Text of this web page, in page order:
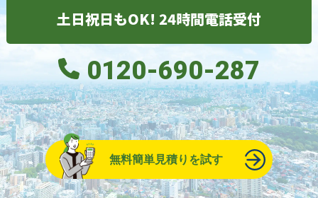
土日祝日もOK! 24時間電話受付
0120-690-287
無料簡単見積りを試す